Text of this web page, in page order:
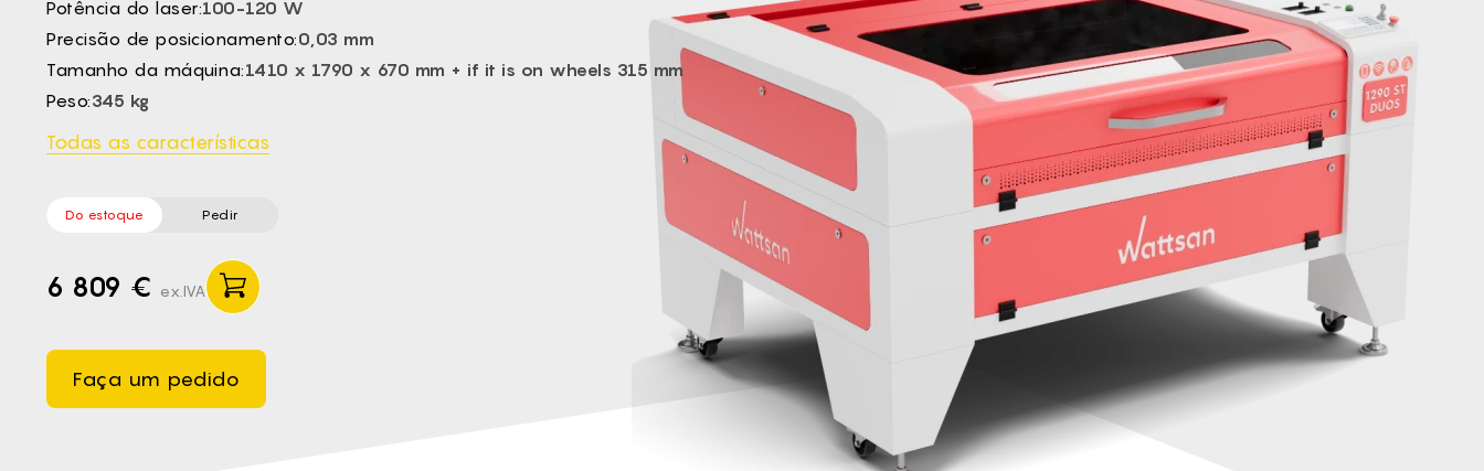
CS -
HU -
ET -
Potência do laser:100-120 W
Precisão de posicionamento:0,03 mm
Tamanho da máquina:1410 x 1790 x 670 mm + if it is on wheels 315 mm
Peso:345 kg
Todas as características
Do estoque Pedir
6 809 € ex.IVA
Faça um pedido